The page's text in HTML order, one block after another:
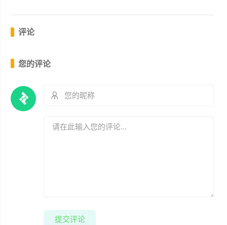
评论
您的评论
提交评论